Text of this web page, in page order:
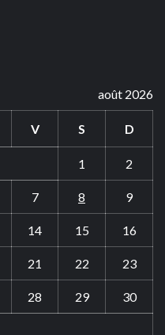
août 2026
V S D
1 2
7 8 9
14 15 16
21 22 23
28 29 30